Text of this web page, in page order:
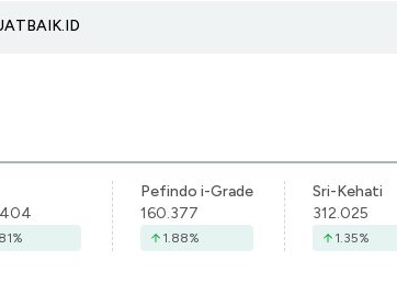
%
Pefindo i-Grade
160.377
1.88%
Sri-Kehati
312.025
1.35%